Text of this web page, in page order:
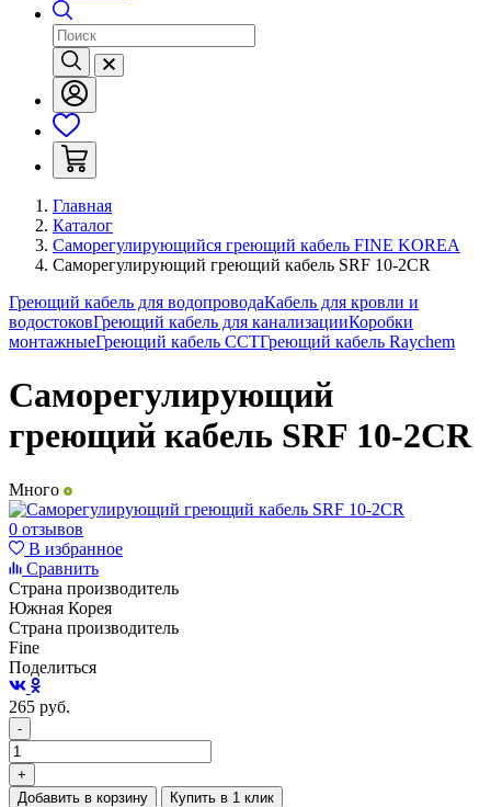
Главная
Каталог
Саморегулирующийся греющий кабель FINE KOREA
Саморегулирующий греющий кабель SRF 10-2CR
Греющий кабель для водопроводаКабель для кровли и
водостоковГреющий кабель для канализацииКоробки
монтажныеГреющий кабель ССТГреющий кабель Raychem
Саморегулирующий
греющий кабель SRF 10-2CR
Много
0 отзывов
В избранное
Сравнить
Страна производитель
Южная Корея
Страна производитель
Fine
Поделиться
265 руб.
-
+
Добавить в корзину
Купить в 1 клик